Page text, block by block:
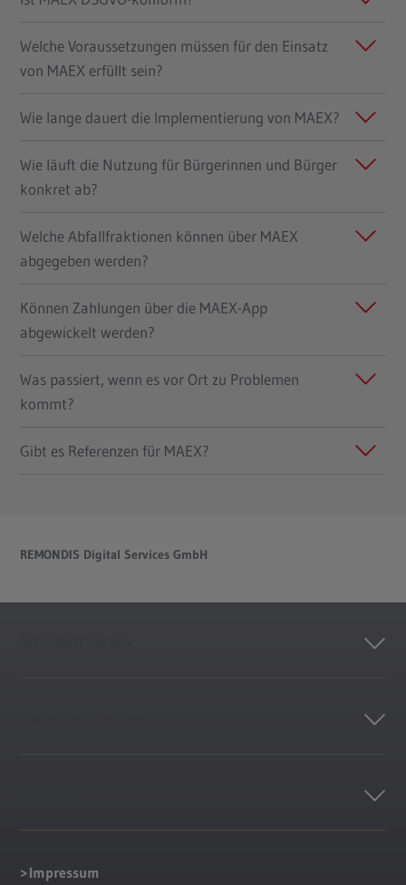
Welche Voraussetzungen müssen für den Einsatz
von MAEX erfüllt sein?
Wie lange dauert die Implementierung von MAEX?
Wie läuft die Nutzung für Bürgerinnen und Bürger
konkret ab?
Welche Abfallfraktionen können über MAEX
abgegeben werden?
Können Zahlungen über die MAEX-App
abgewickelt werden?
Was passiert, wenn es vor Ort zu Problemen
kommt?
Gibt es Referenzen für MAEX?
REMONDIS Digital Services GmbH
Impressum